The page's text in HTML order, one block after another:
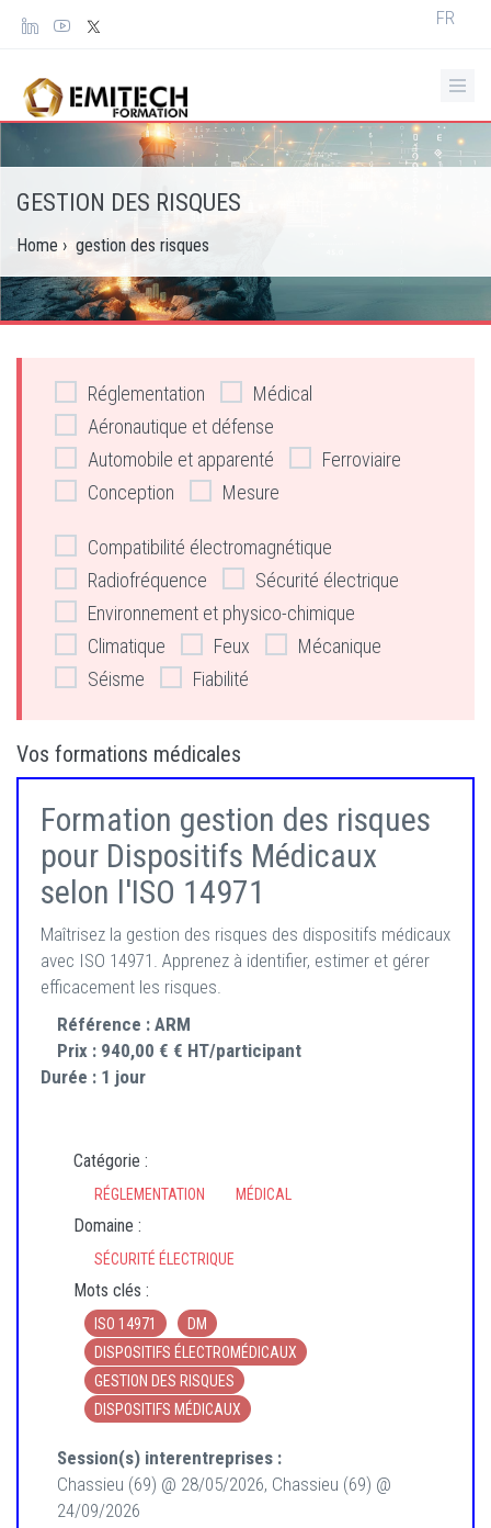
Panneau de gestion des cookies
Select
FR
GESTION DES RISQUES
Home › gestion des risques
Réglementation
Médical
Aéronautique et défense
Automobile et apparenté
Ferroviaire
Conception
Mesure
Compatibilité électromagnétique
Radiofréquence
Sécurité électrique
Environnement et physico-chimique
Climatique
Feux
Mécanique
Séisme
Fiabilité
Vos formations médicales
Formation gestion des risques
pour Dispositifs Médicaux
selon l'ISO 14971
Maîtrisez la gestion des risques des dispositifs médicaux
avec ISO 14971. Apprenez à identifier, estimer et gérer
efficacement les risques.
Référence : ARM
Prix : 940,00 € € HT/participant
Durée : 1 jour
Catégorie :
RÉGLEMENTATION MÉDICAL
Domaine :
SÉCURITÉ ÉLECTRIQUE
Mots clés :
ISO 14971
DM
DISPOSITIFS ÉLECTROMÉDICAUX
GESTION DES RISQUES
DISPOSITIFS MÉDICAUX
Session(s) interentreprises :
Chassieu (69) @ 28/05/2026, Chassieu (69) @
24/09/2026